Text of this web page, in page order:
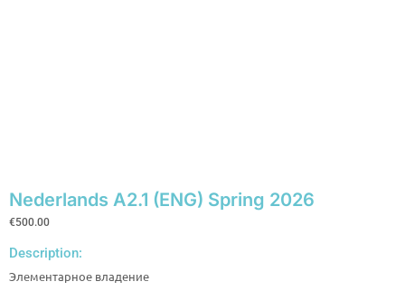
Nederlands A2.1 (ENG) Spring 2026
€500.00
Description:
Элементарное владение